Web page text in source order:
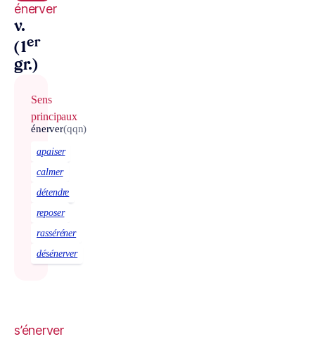
énerver
v.
(1er
gr.)
Sens
principaux
énerver(qqn)
apaiser
calmer
détendre
reposer
rasséréner
désénerver
s’énerver